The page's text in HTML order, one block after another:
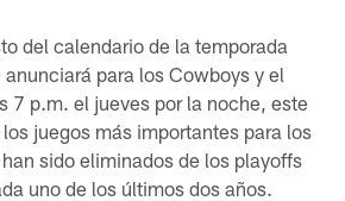
del calendario de la temporada
para los Cowboys y el
7 p.m. el jueves por la noche, este
juegos más importantes para los
sido eliminados de los playoffs
uno de los últimos dos años.